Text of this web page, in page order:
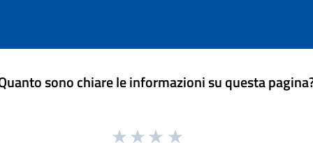
sono chiare le informazioni su questa